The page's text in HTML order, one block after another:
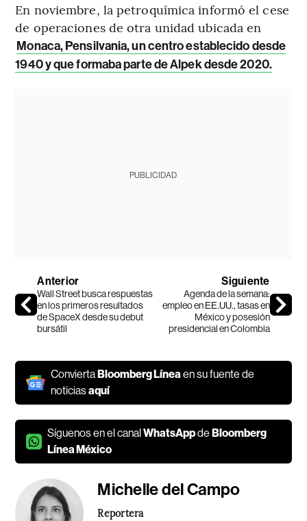
En noviembre, la petroquímica informó el cese
de operaciones de otra unidad ubicada en
Monaca, Pensilvania, un centro establecido desde
1940 y que formaba parte de Alpek desde 2020.
PUBLICIDAD
Anterior
Wall Street busca respuestas
en los primeros resultados
de SpaceX desde su debut
bursátil
Siguiente
Agenda de la semana:
empleo en EE.UU., tasas en
México y posesión
presidencial en Colombia
ConviertaBloomberg Líneaen su fuente de
noticiasaquí
Síguenos en el canalWhatsAppdeBloomberg
Línea México
Michelle del Campo
Reportera